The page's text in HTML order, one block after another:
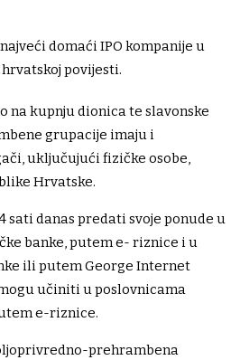
domaći IPO kompanije u
povijesti.
na kupnju dionica te slavonske
grupacije imaju i
uključujući fizičke osobe,
Hrvatske.
sati danas predati svoje ponude u
banke, putem e- riznice i u
ili putem George Internet
učiniti u poslovnicama
e-riznice.
prehrambena